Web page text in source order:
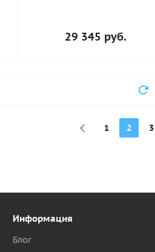
29 345 руб.
1 2 3
Информация
Блог